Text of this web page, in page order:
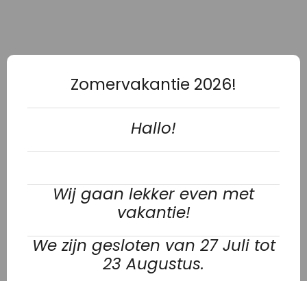
Zomervakantie 2026!
Hallo!
Wij gaan lekker even met
vakantie!
We zijn gesloten van 27 Juli tot
23 Augustus.